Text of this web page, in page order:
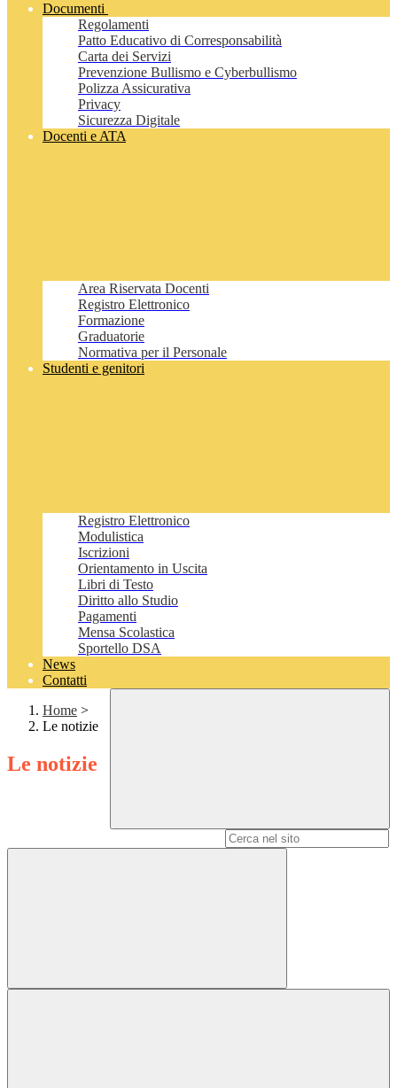
Documenti
Regolamenti
Patto Educativo di Corresponsabilità
Carta dei Servizi
Prevenzione Bullismo e Cyberbullismo
Polizza Assicurativa
Privacy
Sicurezza Digitale
Docenti e ATA
Area Riservata Docenti
Registro Elettronico
Formazione
Graduatorie
Normativa per il Personale
Studenti e genitori
Registro Elettronico
Modulistica
Iscrizioni
Orientamento in Uscita
Libri di Testo
Diritto allo Studio
Pagamenti
Mensa Scolastica
Sportello DSA
News
Contatti
Home >
Le notizie
Le notizie